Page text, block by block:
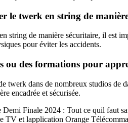
le twerk en string de
string de manière sécuritaire, il est
pour éviter les accidents.
ou des formations pour
twerk dans de nombreux studios de
encadrée et sécurisée.
Demi Finale 2024 : Tout ce quil faut
TV et lapplication Orange